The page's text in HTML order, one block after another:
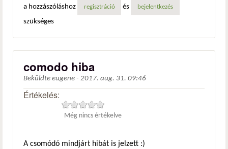
a hozzászóláshoz regisztráció és bejelentkezés
szükséges
comodo hiba
Beküldte eugene - 2017. aug. 31. 09:46
Értékelés:
Még nincs értékelve
A csomódó mindjárt hibát is jelzett :)